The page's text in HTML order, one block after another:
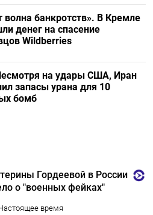
волна банкротств». В Кремле
денег на спасение
Wildberries
на удары США, Иран
запасы урана для 10
бомб